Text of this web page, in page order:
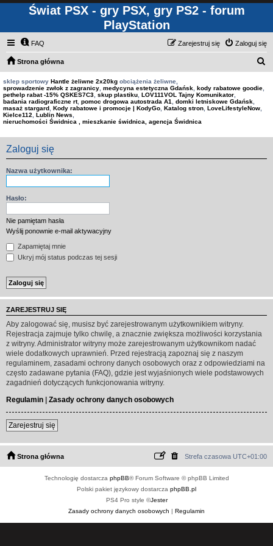
Świat PSX - gry PSX, gry PS2 - forum
PlayStation
FAQ Zaloguj się
Zarejestruj się
Strona główna
sklep sportowy Hantle żeliwne 2x20kg obciążenia żeliwne,
sprowadzenie zwłok z zagranicy medycyna estetyczna Gdańsk kody rabatowe goodie
pethelp rabat -15% QSKES7C3 skup plastiku LOV111VOL Tajny Komunikator
badania radiograficzne rt, pomoc drogowa autostrada A1 domki letniskowe Gdańsk
masaż stargard Kody rabatowe i promocje | KodyGo Katalog stron LoveLifestyleNow
Kielce112
Lublin News
nieruchomości Świdnica , mieszkanie świdnica, agencja Świdnica
Zaloguj się
Nazwa użytkownika:
Hasło:
Nie pamiętam hasła
Wyślij ponownie e-mail aktywacyjny
Zapamiętaj mnie
Ukryj mój status podczas tej sesji
ZAREJESTRUJ SIĘ
Aby zalogować się, musisz być zarejestrowanym użytkownikiem witryny.
Rejestracja zajmuje tylko chwilę, a znacznie zwiększa możliwości korzystania
z witryny. Administrator witryny może zarejestrowanym użytkownikom nadać
wiele dodatkowych uprawnień. Przed rejestracją zapoznaj się z naszym
regulaminem, zasadami ochrony danych osobowych oraz z odpowiedziami na
często zadawane pytania (FAQ), gdzie jest wyjaśnionych wiele podstawowych
zagadnień dotyczących funkcjonowania witryny.
Regulamin | Zasady ochrony danych osobowych
Zarejestruj się
Strona główna Strefa czasowa UTC+01:00
Technologię dostarcza phpBB® Forum Software © phpBB Limited
Polski pakiet językowy dostarcza phpBB.pl
PS4 Pro style ©Jester
Zasady ochrony danych osobowych | Regulamin